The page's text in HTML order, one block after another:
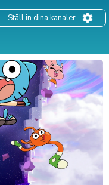
Ställ in dina kanaler